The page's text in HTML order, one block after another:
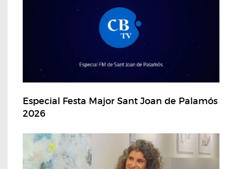
Especial Festa Major Sant Joan de Palamós
2026